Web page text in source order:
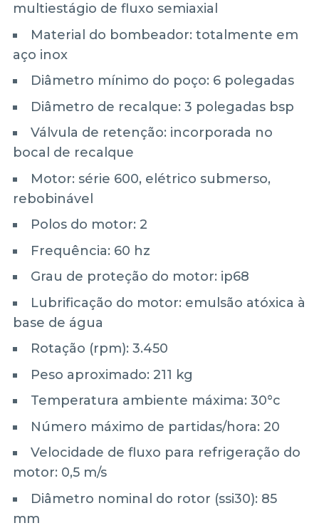
multiestágio de fluxo semiaxial
Material do bombeador: totalmente em
aço inox
Diâmetro mínimo do poço: 6 polegadas
Diâmetro de recalque: 3 polegadas bsp
Válvula de retenção: incorporada no
bocal de recalque
Motor: série 600, elétrico submerso,
rebobinável
Polos do motor: 2
Frequência: 60 hz
Grau de proteção do motor: ip68
Lubrificação do motor: emulsão atóxica à
base de água
Rotação (rpm): 3.450
Peso aproximado: 211 kg
Temperatura ambiente máxima: 30°c
Número máximo de partidas/hora: 20
Velocidade de fluxo para refrigeração do
motor: 0,5 m/s
Diâmetro nominal do rotor (ssi30): 85
mm